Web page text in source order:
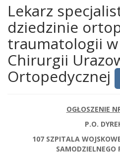
Lekarz
dziedzinie
traumatologii
Chirurgii
Ortopedycznej
OGŁOSZENIE
P.O.
107 SZPITALA
SAMODZIELNEGO